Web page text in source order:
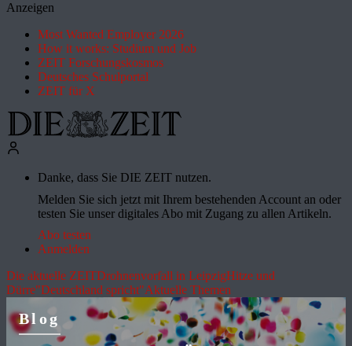
Anzeigen
Most Wanted Employer 2026
How it works: Studium und Job
ZEIT Forschungskosmos
Deutsches Schulportal
ZEIT für X
Danke, dass Sie DIE ZEIT nutzen.
Melden Sie sich jetzt mit Ihrem bestehenden Account an oder
testen Sie unser digitales Abo mit Zugang zu allen Artikeln.
Abo testen
Anmelden
Die aktuelle ZEITDrohnenvorfall in LeipzigHitze und
Dürre"Deutschland spricht"Aktuelle Themen
Blog